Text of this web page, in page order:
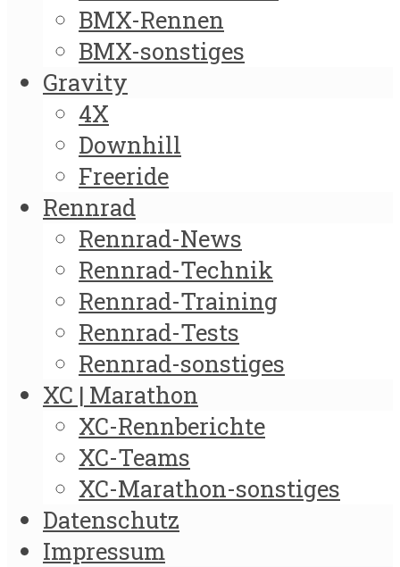
BMX-Rennen
BMX-sonstiges
Gravity
4X
Downhill
Freeride
Rennrad
Rennrad-News
Rennrad-Technik
Rennrad-Training
Rennrad-Tests
Rennrad-sonstiges
XC | Marathon
XC-Rennberichte
XC-Teams
XC-Marathon-sonstiges
Datenschutz
Impressum